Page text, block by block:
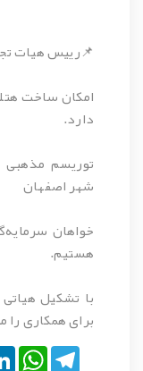
📌ریيس هيات
امکان ساخت
دارد.
توريسم مذهبی
شهر اصفهان
خواهان
هستيم.
با تشکيل
برای همکاری را
WhatsAppTelegram